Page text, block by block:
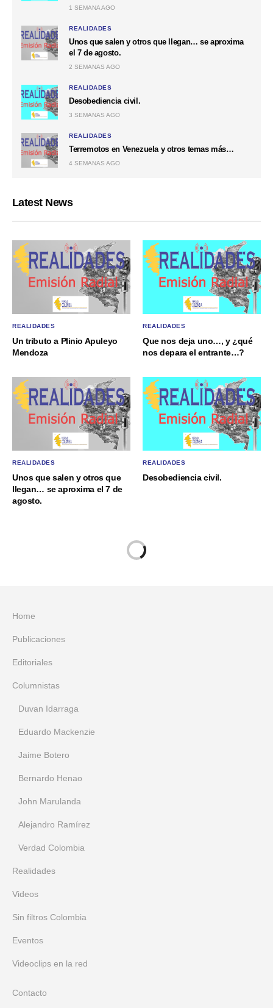
1 SEMANA AGO
REALIDADES
Unos que salen y otros que llegan… se aproxima
el 7 de agosto.
2 SEMANAS AGO
REALIDADES
Desobediencia civil.
3 SEMANAS AGO
REALIDADES
Terremotos en Venezuela y otros temas más…
4 SEMANAS AGO
Latest News
REALIDADES
Un tributo a Plinio Apuleyo
Mendoza
REALIDADES
Que nos deja uno…, y ¿qué
nos depara el entrante…?
REALIDADES
Unos que salen y otros que
llegan… se aproxima el 7 de
agosto.
REALIDADES
Desobediencia civil.
Home
Publicaciones
Editoriales
Columnistas
Duvan Idarraga
Eduardo Mackenzie
Jaime Botero
Bernardo Henao
John Marulanda
Alejandro Ramírez
Verdad Colombia
Realidades
Videos
Sin filtros Colombia
Eventos
Videoclips en la red
Contacto